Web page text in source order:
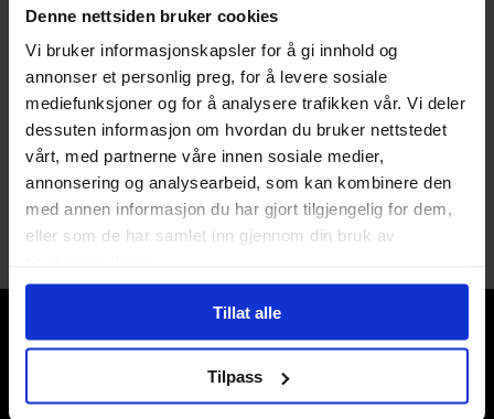
Denne nettsiden bruker cookies
Vi bruker informasjonskapsler for å gi innhold og
annonser et personlig preg, for å levere sosiale
mediefunksjoner og for å analysere trafikken vår. Vi deler
dessuten informasjon om hvordan du bruker nettstedet
vårt, med partnerne våre innen sosiale medier,
annonsering og analysearbeid, som kan kombinere den
med annen informasjon du har gjort tilgjengelig for dem,
eller som de har samlet inn gjennom din bruk av
Tillat alle
Tilpass
Terminator: The Burning
Earth
Dark Horse Ron Fortier
The Terminator comics
Paperback · Engelsk
1